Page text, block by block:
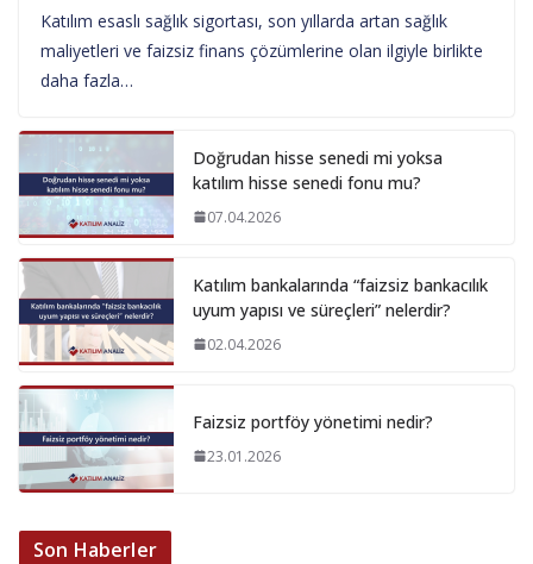
Katılım esaslı sağlık sigortası, son yıllarda artan sağlık
maliyetleri ve faizsiz finans çözümlerine olan ilgiyle birlikte
daha fazla…
Doğrudan hisse senedi mi yoksa
katılım hisse senedi fonu mu?
07.04.2026
Katılım bankalarında “faizsiz bankacılık
uyum yapısı ve süreçleri” nelerdir?
02.04.2026
Faizsiz portföy yönetimi nedir?
23.01.2026
Son Haberler